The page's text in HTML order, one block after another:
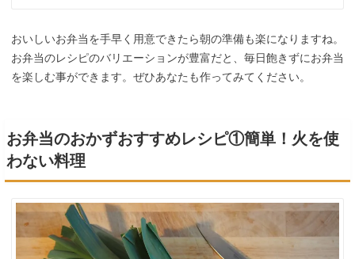
おいしいお弁当を手早く用意できたら朝の準備も楽になりますね。
お弁当のレシピのバリエーションが豊富だと、毎日飽きずにお弁当
を楽しむ事ができます。ぜひあなたも作ってみてください。
お弁当のおかずおすすめレシピ①簡単！火を使
わない料理